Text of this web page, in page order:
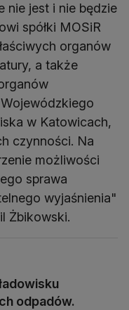
nie jest i nie będzie
spółki MOSiR
organów
a także
w Katowicach,
czynności. Na
możliwości
sprawa
wyjaśnienia"
Żbikowski.
odpadów.